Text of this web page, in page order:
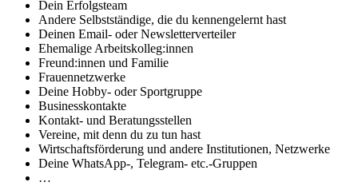
Dein Erfolgsteam
Andere Selbstständige, die du kennengelernt hast
Deinen Email- oder Newsletterverteiler
Ehemalige Arbeitskolleg:innen
Freund:innen und Familie
Frauennetzwerke
Deine Hobby- oder Sportgruppe
Businesskontakte
Kontakt- und Beratungsstellen
Vereine, mit denn du zu tun hast
Wirtschaftsförderung und andere Institutionen, Netzwerke
Deine WhatsApp-, Telegram- etc.-Gruppen
…